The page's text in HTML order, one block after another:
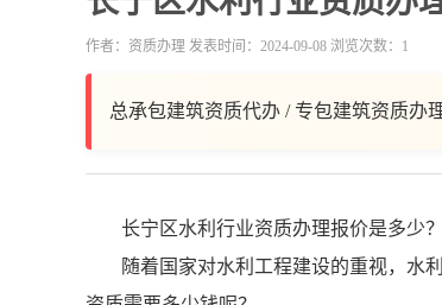
作者：资质办理 发表时间：2024-09-08 浏览次数：1
总承包建筑资质代办 / 专包建筑资质办
长宁区水利行业资质办理报价是多少？
随着国家对水利工程建设的重视，水